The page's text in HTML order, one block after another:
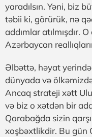
yaradılsın. Yəni, biz
təbii ki, görürük, nə
addımlar atılmışdır.
Azərbaycan
Əlbəttə, həyat
dünyada və
Ancaq strateji xətt
və biz o xətdən bir
Qarabağda sizin
xoşbəxtlikdir. Bu gün